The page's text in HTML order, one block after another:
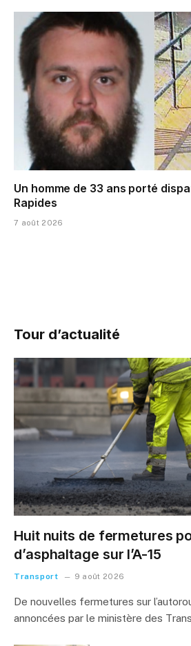
Un homme de 33 ans porté
Rapides
7 août 2026
Tour d’actualité
Huit nuits de fermetures
d’asphaltage sur l’A-15
Transport 9 août 2026
De nouvelles fermetures sur
annoncées par le ministère des